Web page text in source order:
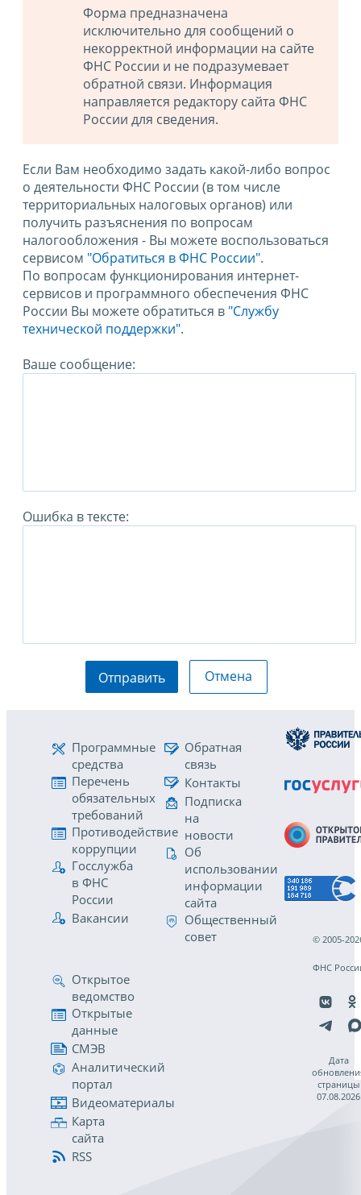
Форма предназначена
исключительно для сообщений о
некорректной информации на сайте
ФНС России и не подразумевает
обратной связи. Информация
направляется редактору сайта ФНС
России для сведения.
Если Вам необходимо задать какой-либо вопрос
о деятельности ФНС России (в том числе
территориальных налоговых органов) или
получить разъяснения по вопросам
налогообложения - Вы можете воспользоваться
сервисом "Обратиться в ФНС России".
По вопросам функционирования интернет-
сервисов и программного обеспечения ФНС
России Вы можете обратиться в "Службу
технической поддержки".
Ваше сообщение:
Ошибка в тексте:
Отправить Отмена
Программные
средства
Перечень
обязательных
требований
Противодействие
коррупции
Госслужба
в ФНС
России
Вакансии
Обратная
связь
Контакты
Подписка
на
новости
Об
использовании
информации
сайта
Общественный
совет
Открытое
ведомство
Открытые
данные
СМЭВ
Аналитический
портал
Видеоматериалы
Карта
сайта
RSS
© 2005-
ФНС
Дата
страницы
07.08.2026